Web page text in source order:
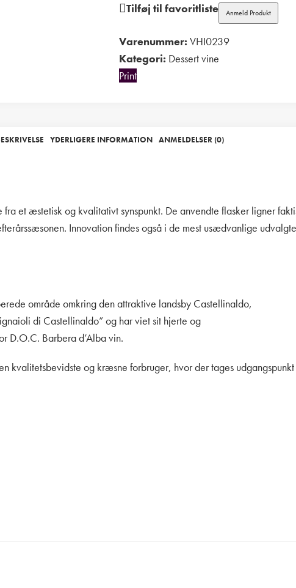
Tilføj til favoritliste
Anmeld Produkt
Varenummer: VHI0239
Kategori: Dessert vine
Print
YDERLIGERE INFORMATION ANMELDELSER (0)
et æstetisk og kvalitativt synspunkt. De anvendte flasker ligner
Innovation findes også i de mest usædvanlige
område omkring den attraktive landsby Castellinaldo,
di Castellinaldo” og har viet sit hjerte og
D.O.C. Barbera d’Alba vin.
kvalitetsbevidste og kræsne forbruger, hvor der tages